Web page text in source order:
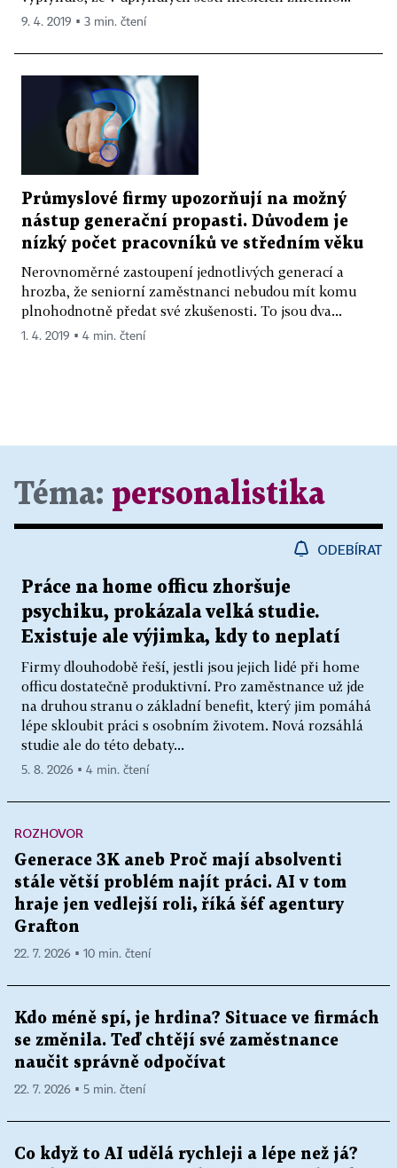
9. 4. 2019 ▪ 3 min. čtení
Průmyslové firmy upozorňují na možný
nástup generační propasti. Důvodem je
nízký počet pracovníků ve středním věku
Nerovnoměrné zastoupení jednotlivých generací a
hrozba, že seniorní zaměstnanci nebudou mít komu
plnohodnotně předat své zkušenosti. To jsou dva...
1. 4. 2019 ▪ 4 min. čtení
Téma: personalistika
ODEBÍRAT
Práce na home officu zhoršuje
psychiku, prokázala velká studie.
Existuje ale výjimka, kdy to neplatí
Firmy dlouhodobě řeší, jestli jsou jejich lidé při home
officu dostatečně produktivní. Pro zaměstnance už jde
na druhou stranu o základní benefit, který jim pomáhá
lépe skloubit práci s osobním životem. Nová rozsáhlá
studie ale do této debaty...
5. 8. 2026 ▪ 4 min. čtení
ROZHOVOR
Generace 3K aneb Proč mají absolventi
stále větší problém najít práci. AI v tom
hraje jen vedlejší roli, říká šéf agentury
Grafton
22. 7. 2026 ▪ 10 min. čtení
Kdo méně spí, je hrdina? Situace ve firmách
se změnila. Teď chtějí své zaměstnance
naučit správně odpočívat
22. 7. 2026 ▪ 5 min. čtení
Co když to AI udělá rychleji a lépe než já?